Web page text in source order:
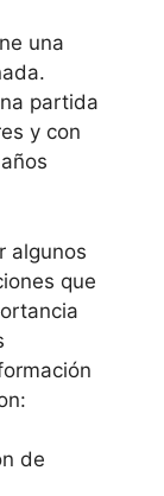
una
partida
y con
algunos
que
de